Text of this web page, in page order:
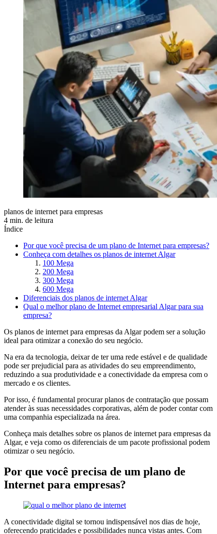
planos de internet para empresas
4 min. de leitura
Índice
Por que você precisa de um plano de Internet para empresas?
Conheça com detalhes os planos de internet Algar
100 Mega
200 Mega
300 Mega
600 Mega
Diferenciais dos planos de internet Algar
Qual o melhor plano de Internet empresarial Algar para sua
empresa?
Os planos de internet para empresas da Algar podem ser a solução
ideal para otimizar a conexão do seu negócio.
Na era da tecnologia, deixar de ter uma rede estável e de qualidade
pode ser prejudicial para as atividades do seu empreendimento,
reduzindo a sua produtividade e a conectividade da empresa com o
mercado e os clientes.
Por isso, é fundamental procurar planos de contratação que possam
atender às suas necessidades corporativas, além de poder contar com
uma companhia especializada na área.
Conheça mais detalhes sobre os planos de internet para empresas da
Algar, e veja como os diferenciais de um pacote profissional podem
otimizar o seu negócio.
Por que você precisa de um plano de
Internet para empresas?
A conectividade digital se tornou indispensável nos dias de hoje,
oferecendo praticidades e possibilidades nunca vistas antes. Com